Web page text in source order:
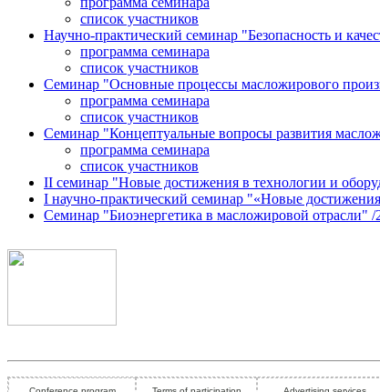
список участников
Научно-практический семинар "Безопасность и
программа семинара
список участников
Семинар "Основные процессы масложирового
программа семинара
список участников
Семинар "Концептуальные вопросы развития
программа семинара
список участников
II семинар "Новые достижения в технологии и
I научно-практический семинар "«Новые
Семинар "Биоэнергетика в масложировой отрасли" /